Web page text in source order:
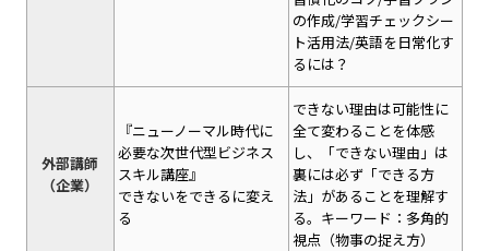
の作成/学習チェックシー
ト活用法/英語を日常化す
るには？
外部講師
（企業）
『ニューノーマル時代に
必要な次世代型ビジネス
スキル講座』
できないをできるに変え
る
できない理由は可能性に
全て変わることを体感
し、「できない理由」は
裏には必ず「できる方
法」があることを理解す
る。キーワード：多角的
視点（物事の捉え方）